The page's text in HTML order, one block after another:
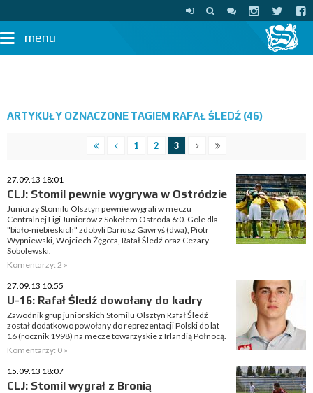
menu
ARTYKUŁY OZNACZONE TAGIEM RAFAŁ ŚLEDŹ (46)
1 2 3
27.09.13 18:01
CLJ: Stomil pewnie wygrywa w Ostródzie
Juniorzy Stomilu Olsztyn pewnie wygrali w meczu
Centralnej Ligi Juniorów z Sokołem Ostróda 6:0. Gole dla
"biało-niebieskich" zdobyli Dariusz Gawryś (dwa), Piotr
Wypniewski, Wojciech Żęgota, Rafał Śledź oraz Cezary
Sobolewski.
Komentarzy: 2 »
27.09.13 10:55
U-16: Rafał Śledź dowołany do kadry
Zawodnik grup juniorskich Stomilu Olsztyn Rafał Śledź
został dodatkowo powołany do reprezentacji Polski do lat
16 (rocznik 1998) na mecze towarzyskie z Irlandią Północą.
Komentarzy: 0 »
15.09.13 18:07
CLJ: Stomil wygrał z Bronią